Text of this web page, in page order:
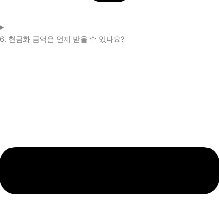
6. 현금화 금액은 언제 받을 수 있나요?